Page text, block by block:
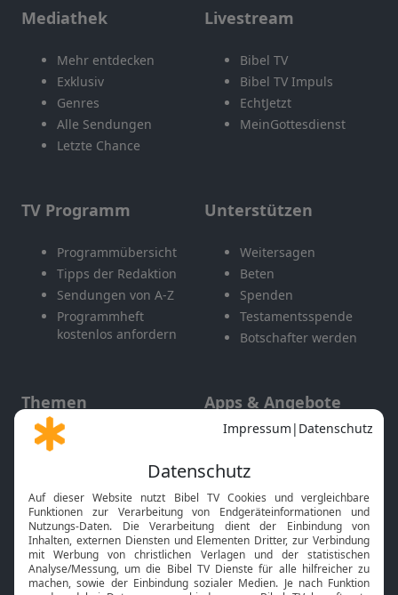
Mediathek
Mehr entdecken
Exklusiv
Genres
Alle Sendungen
Letzte Chance
Livestream
Bibel TV
Bibel TV Impuls
EchtJetzt
MeinGottesdienst
TV Programm
Programmübersicht
Tipps der Redaktion
Sendungen von A-Z
Programmheft
kostenlos anfordern
Unterstützen
Weitersagen
Beten
Spenden
Testamentsspende
Botschafter werden
Themen
Gott und Bibel erklärt
Neuigkeiten
Apps & Angebote
Mobile App
Smart TV
HbbTV
Bibelthek Online-Bibel
Nächster Gottesdienst